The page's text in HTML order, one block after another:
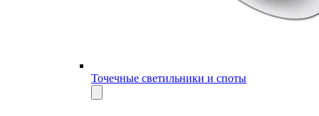
Точечные светильники и споты